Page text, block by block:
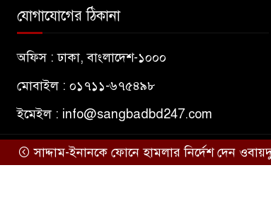
যোগাযোগের ঠিকানা
অফিস : ঢাকা, বাংলাদেশ-১০০০
মোবাইল : ০১৭১১-৬৭৫৪৯৮
ইমেইল : info@sangbadbd247.com
সাদ্দাম-ইনানকে ফোনে হামলার নির্দেশ দেন ওবায়দুল